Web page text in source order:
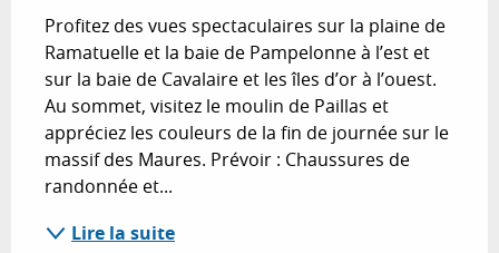
Profitez des vues spectaculaires sur la plaine de
Ramatuelle et la baie de Pampelonne à l’est et
sur la baie de Cavalaire et les îles d’or à l’ouest.
Au sommet, visitez le moulin de Paillas et
appréciez les couleurs de la fin de journée sur le
massif des Maures. Prévoir : Chaussures de
randonnée et...
Lire la suite